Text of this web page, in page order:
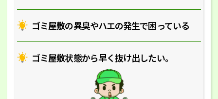
ゴミ屋敷の異臭やハエの発生で困っている
ゴミ屋敷状態から早く抜け出したい｡